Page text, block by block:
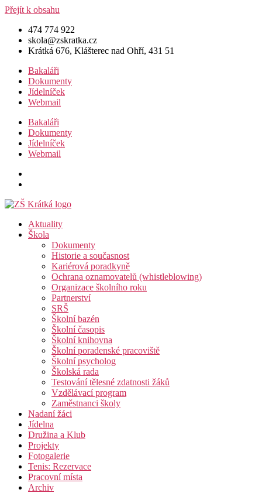
Přejít k obsahu
474 774 922
skola@zskratka.cz
Krátká 676, Klášterec nad Ohří, 431 51
Bakaláři
Dokumenty
Jídelníček
Webmail
Bakaláři
Dokumenty
Jídelníček
Webmail
Aktuality
Škola
Dokumenty
Historie a současnost
Kariérová poradkyně
Ochrana oznamovatelů (whistleblowing)
Organizace školního roku
Partnerství
SRŠ
Školní bazén
Školní časopis
Školní knihovna
Školní poradenské pracoviště
Školní psycholog
Školská rada
Testování tělesné zdatnosti žáků
Vzdělávací program
Zaměstnanci školy
Nadaní žáci
Jídelna
Družina a Klub
Projekty
Fotogalerie
Tenis: Rezervace
Pracovní místa
Archiv